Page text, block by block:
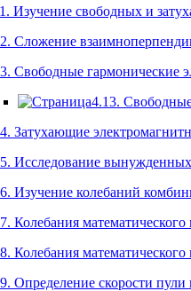
Изучение свободных и
Сложение
Свободные гармонические
4.13.
Затухающие
Исследование вынужденных
Изучение колебаний
Колебания математического
Колебания
Определение скорости